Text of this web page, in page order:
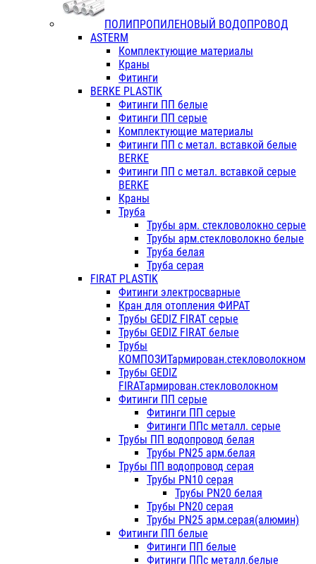
ПОЛИПРОПИЛЕНОВЫЙ ВОДОПРОВОД
ASTERM
Комплектующие материалы
Краны
Фитинги
BERKE PLASTIK
Фитинги ПП белые
Фитинги ПП серые
Комплектующие материалы
Фитинги ПП с метал. вставкой белые
BERKE
Фитинги ПП с метал. вставкой серые
BERKE
Краны
Труба
Трубы арм. стекловолокно серые
Трубы арм.стекловолокно белые
Труба белая
Труба серая
FIRAT PLASTIK
Фитинги электросварные
Кран для отопления ФИРАТ
Трубы GEDIZ FIRAT серые
Трубы GEDIZ FIRAT белые
Трубы
КОМПОЗИТармирован.стекловолокном
Трубы GEDIZ
FIRATармирован.стекловолокном
Фитинги ПП серые
Фитинги ПП серые
Фитинги ППс металл. серые
Трубы ПП водопровод белая
Трубы PN25 арм.белая
Трубы ПП водопровод серая
Трубы PN10 серая
Трубы PN20 белая
Трубы PN20 серая
Трубы PN25 арм.серая(алюмин)
Фитинги ПП белые
Фитинги ПП белые
Фитинги ППс металл.белые